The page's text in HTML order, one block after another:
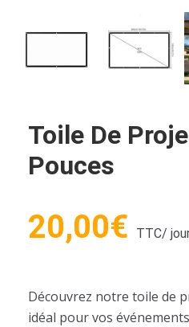
Toile De
Pouces
20,00€ TTC/
Découvrez notre toile de
idéal pour vos